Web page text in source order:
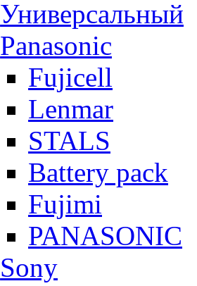
Универсальный
Panasonic
Fujicell
Lenmar
STALS
Battery pack
Fujimi
PANASONIC
Sony